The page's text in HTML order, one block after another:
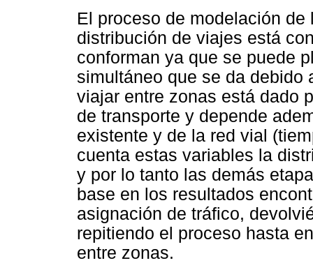
El proceso de modelación
distribución de viajes está
conforman ya que se puede
simultáneo que se da debido
viajar entre zonas está dado
de transporte y depende
existente y de la red vial
cuenta estas variables la
y por lo tanto las demás
base en los resultados
asignación de tráfico,
repitiendo el proceso hasta
entre zonas.